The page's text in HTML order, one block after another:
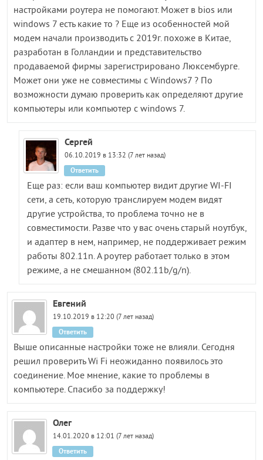
настройками роутера не помогают. Может в bios или
windows 7 есть какие то ? Еще из особенностей мой
модем начали производить с 2019г. похоже в Китае,
разработан в Голландии и представительство
продаваемой фирмы зарегистрировано Люксембурге.
Может они уже не совместимы с Windows7 ? По
возможности думаю проверить как определяют другие
компьютеры или компьютер с windows 7.
Сергей
06.10.2019 в 13:32 (7 лет назад)
Еще раз: если ваш компьютер видит другие WI-FI
сети, а сеть, которую транслируем модем видят
другие устройства, то проблема точно не в
совместимости. Разве что у вас очень старый ноутбук,
и адаптер в нем, например, не поддерживает режим
работы 802.11n. А роутер работает только в этом
режиме, а не смешанном (802.11b/g/n).
Ответить
Евгений
19.10.2019 в 12:20 (7 лет назад)
Выше описанные настройки тоже не влияли. Сегодня
решил проверить Wi Fi неожиданно появилось это
соединение. Мое мнение, какие то проблемы в
компьютере. Спасибо за поддержку!
Ответить
Олег
14.01.2020 в 12:01 (7 лет назад)
Ответить